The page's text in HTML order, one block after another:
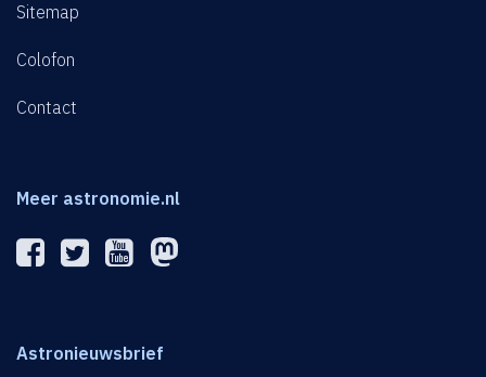
Sitemap
Colofon
Contact
Meer astronomie.nl
Astronieuwsbrief